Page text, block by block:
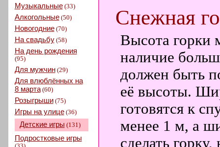
Музыкальные(33)
Алкогольные(50)
Новогодние(70)
На свадьбу(58)
На день рождения
(95)
Для мужчин(29)
Для влюблённых на
8 марта(60)
Розыгрыши(75)
Игры на улице(36)
Детские игры (131)
Подростковые игры
Снежная
Высота горки
наличие
должен быть
её высоты.
готовятся к
менее 1 м, а
сделать